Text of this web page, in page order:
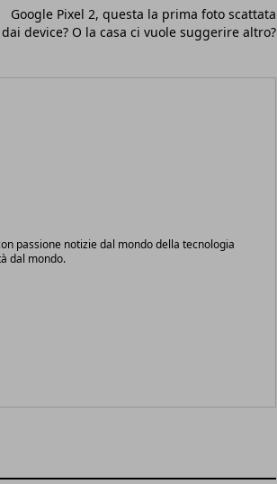
Google Pixel 2, questa la prima foto scattata
dai device? O la casa ci vuole suggerire altro?
passione notizie dal mondo della tecnologia
dal mondo.